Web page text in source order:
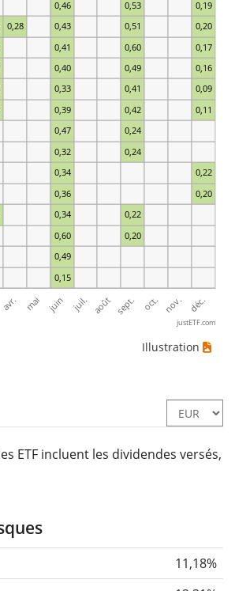
0,15
0,49
0,60 0,20
0,34 0,22
0,36 0,20
0,34 0,22
0,32 0,24
0,47 0,24
0,39 0,42 0,11
0,33 0,41 0,09
0,40 0,49 0,16
0,41 0,60 0,17
0,28 0,43 0,51 0,20
0,46 0,53 0,19
avr. mai juin juil. août sept. oct. nov. déc.
justETF.com
Illustration
ETF incluent les dividendes versés,
11,18%